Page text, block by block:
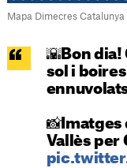
Mapa Dimecres Catalunya
🌇Bon
sol i
📸Imatges
Vallès per